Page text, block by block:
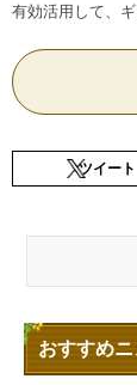
有効活用して、
ツイート
おすすめ